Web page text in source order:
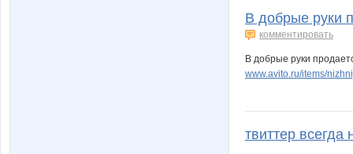
В добрые руки
комментировать
В добрые руки
www.avito.ru/items/
твиттер всегда